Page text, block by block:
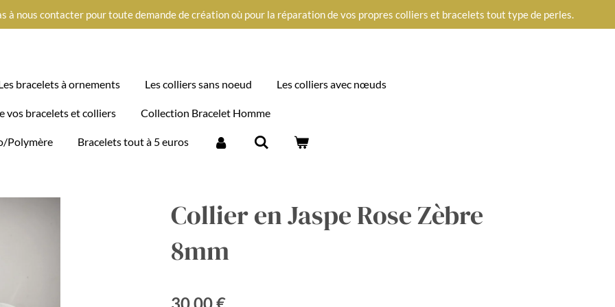
à nous contacter pour toute demande de création où pour la réparation de vos propres colliers et bracelets tout type de perles.
bracelets à ornements Les colliers sans noeud Les colliers avec nœuds
vos bracelets et colliers Collection Bracelet Homme
Polymère Bracelets tout à 5 euros
Collier en Jaspe Rose Zèbre
8mm